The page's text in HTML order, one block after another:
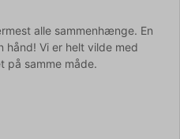
alle sammenhænge. En
hånd! Vi er helt vilde med
på samme måde.